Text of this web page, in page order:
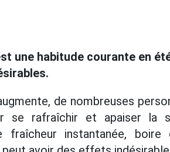
une habitude courante en
de nombreuses
se rafraîchir et apaiser la
fraîcheur instantanée,